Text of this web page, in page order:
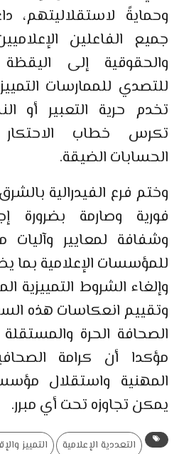
وحمايةً لاستقلاليتهم،
جميع الفاعلين
والحقوقية إلى اليقظة
للتصدي للممارسات
تخدم حرية التعبير أو
تكرس خطاب الاحتكار
الحسابات الضيقة.
وختم فرع الفيدرالية
فورية وصارمة بضرورة
وشفافة لمعايير
للمؤسسات الإعلامية بما
وإلغاء الشروط
وتقييم انعكاسات هذه
الصحافة الحرة والمستقلة
مؤكدا أن كرامة
المهنية واستقلال
يمكن تجاوزه تحت أي مبرر.
التعددية الإعلامية التمييز